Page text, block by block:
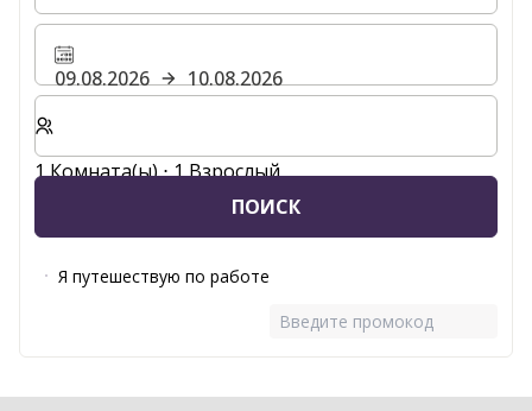
09.08.2026
10.08.2026
Выберите количество комнат и гостей для вашего
1 Комната(ы) ⋅ 1 Взрослый
ПОИСК
Я путешествую по работе
Введите промокод